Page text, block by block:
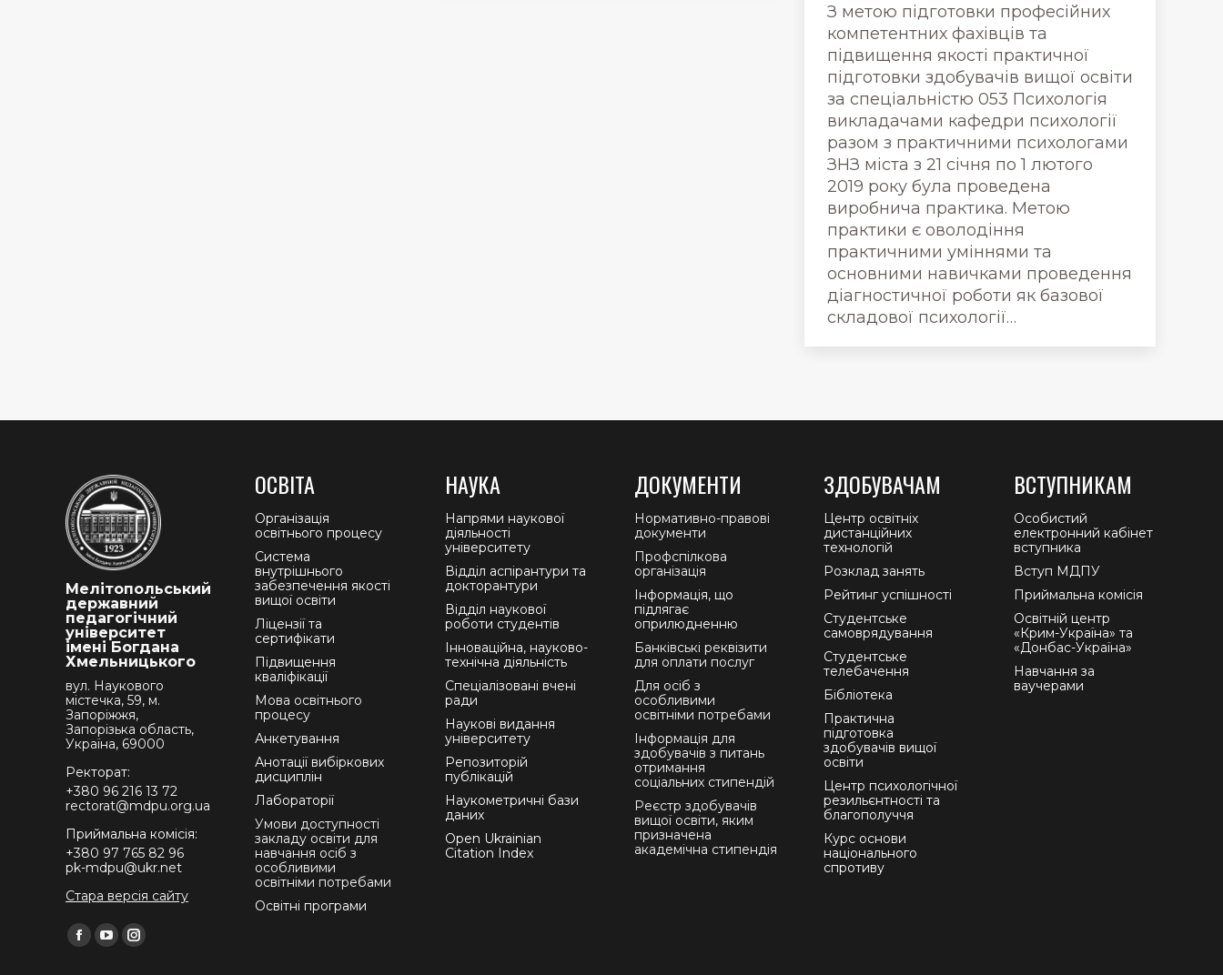
З метою підготовки професійних
компетентних фахівців та
підвищення якості практичної
підготовки здобувачів вищої освіти
за спеціальністю 053 Психологія
викладачами кафедри психології
разом з практичними психологами
ЗНЗ міста з 21 січня по 1 лютого
2019 року була проведена
виробнича практика. Метою
практики є оволодіння
практичними уміннями та
основними навичками проведення
діагностичної роботи як базової
складової психології…
Мелітопольський
державний
педагогічний
університет
імені Богдана
Хмельницького
вул. Наукового
містечка, 59, м.
Запоріжжя,
Запорізька область,
Україна, 69000
Ректорат:
+380 96 216 13 72
rectorat@mdpu.org.ua
Приймальна комісія:
+380 97 765 82 96
pk-mdpu@ukr.net
Стара версія сайту
Find us on:
Facebook
YouTubeInstagram
ОСВІТА
Організація
освітнього процесу
Система
внутрішнього
забезпечення якості
вищої освіти
Ліцензії та
сертифікати
Підвищення
кваліфікації
Мова освітнього
процесу
Анкетування
Анотації вибіркових
дисциплін
Лабораторії
Умови доступності
закладу освіти для
навчання осіб з
особливими
освітніми потребами
Освітні програми
НАУКА
Напрями наукової
діяльності
університету
Відділ аспірантури та
докторантури
Відділ наукової
роботи студентів
Інноваційна, науково-
технічна діяльність
Спеціалізовані вчені
ради
Наукові видання
університету
Репозиторій
публікацій
Наукометричні бази
даних
Open Ukrainian
Citation Index
ДОКУМЕНТИ
Нормативно-правові
документи
Профспілкова
організація
Інформація, що
підлягає
оприлюдненню
Банківські реквізити
для оплати послуг
Для осіб з
особливими
освітніми потребами
Інформація для
здобувачів з питань
отримання
соціальних стипендій
Реєстр здобувачів
вищої освіти, яким
призначена
академічна стипендія
ЗДОБУВАЧАМ
Центр освітніх
дистанційних
технологій
Розклад занять
Рейтинг успішності
Студентське
самоврядування
Студентське
телебачення
Бібліотека
Практична
підготовка
здобувачів вищої
освіти
Центр психологічної
резильєнтності та
благополуччя
Курс основи
національного
спротиву
ВСТУПНИКАМ
Особистий
електронний кабінет
вступника
Вступ МДПУ
Приймальна комісія
Освітній центр
«Крим-Україна» та
«Донбас-Україна»
Навчання за
ваучерами